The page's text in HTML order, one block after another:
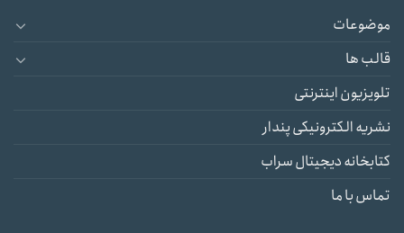
موضوعات
قالب ها
تلویزیون اینترنتی
نشریه الکترونیکی پندار
کتابخانه دیجیتال سراب
تماس با ما